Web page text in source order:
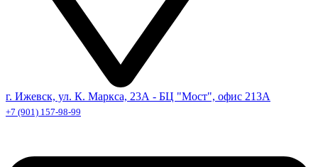
г. Ижевск, ул. К. Маркса, 23А - БЦ "Мост", офис 213А
+7 (901) 157-98-99